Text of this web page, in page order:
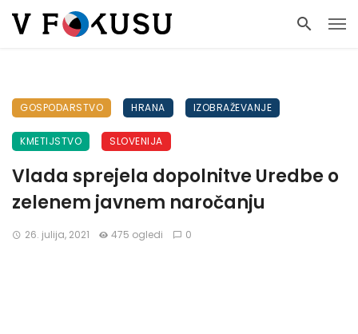
GOSPODARSTVO HRANA IZOBRAŽEVANJE
KMETIJSTVO SLOVENIJA
Vlada sprejela dopolnitve Uredbe o
zelenem javnem naročanju
26. julija, 2021 475 ogledi 0